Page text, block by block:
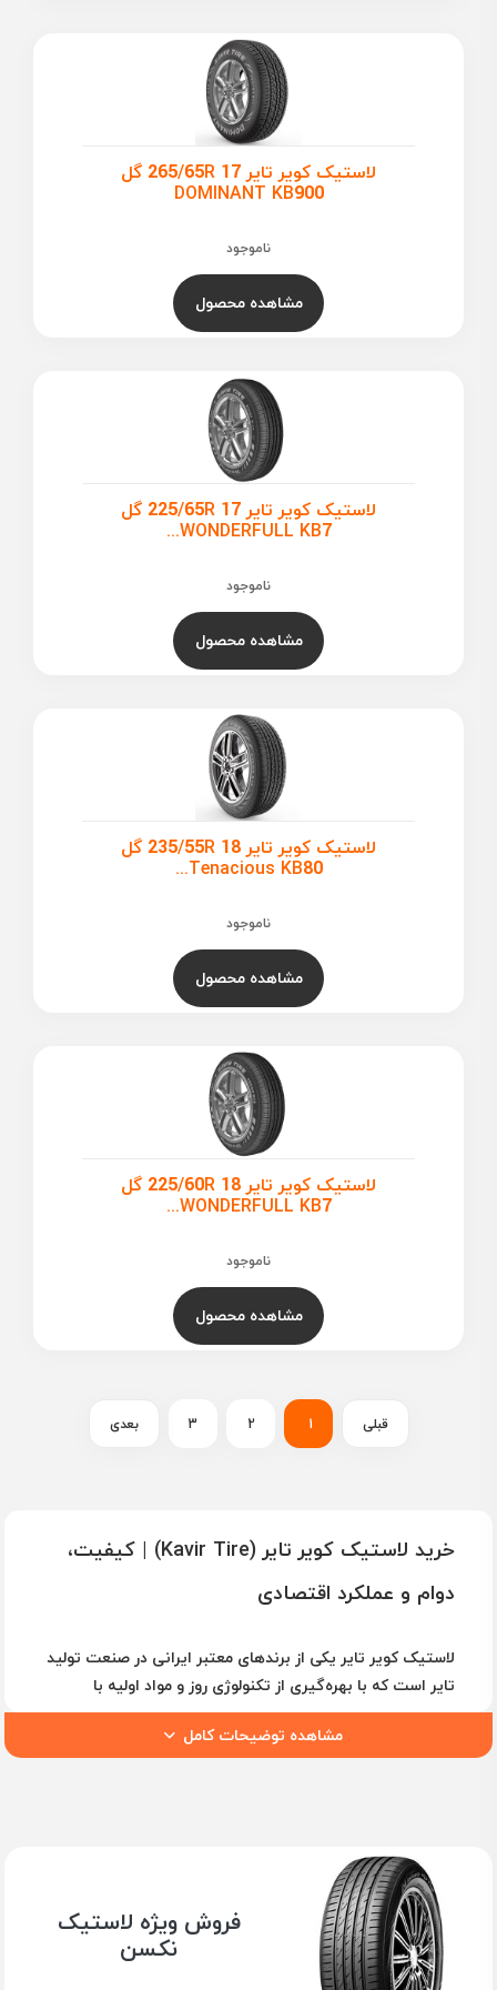
لاستیک کویر تایر 265/65R 17 گل
DOMINANT KB900
ناموجود
مشاهده محصول
لاستیک کویر تایر 225/65R 17 گل
WONDERFULL KB7...
ناموجود
مشاهده محصول
لاستیک کویر تایر 235/55R 18 گل
Tenacious KB80...
ناموجود
مشاهده محصول
لاستیک کویر تایر 225/60R 18 گل
WONDERFULL KB7...
ناموجود
مشاهده محصول
قبلی 1
2
3 بعدی
خرید لاستیک کویر تایر (Kavir Tire) | کیفیت،
دوام و عملکرد اقتصادی
لاستیک کویر تایر یکی از برندهای معتبر ایرانی در صنعت تولید
تایر است که با بهره‌گیری از تکنولوژی روز و مواد اولیه با
کیفیت، تایرهایی با دوام، عملکرد بالا و قیمت مناسب تولید
می‌کند. این برند به دلیل توجه ویژه به کیفیت، طراحی مدرن و
شاسی‌بلند مناسب هستند و با توجه به مقاومت بالا، چسبندگی
مناسب و عملکرد مطلوب در شرایط جاده‌ای مختلف، توانسته‌اند
رضایت مصرف‌کنندگان را جلب کنند.
ویژگی‌های کلیدی لاستیک کویر تایر
مشاهده توضیحات کامل
فروش ویژه لاستیک
نکسن